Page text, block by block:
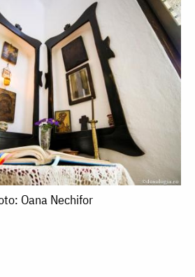
Oana Nechifor